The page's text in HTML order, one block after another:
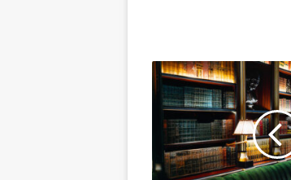
Tradition
Palace
Réserve